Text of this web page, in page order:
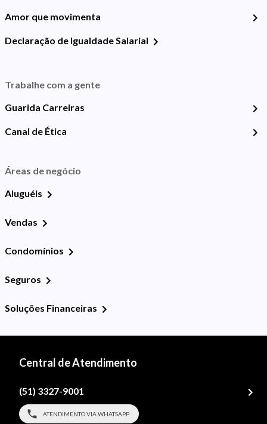
Amor que movimenta
Declaração de Igualdade Salarial
Trabalhe com a gente
Guarida Carreiras
Canal de Ética
Áreas de negócio
Aluguéis
Vendas
Condomínios
Seguros
Soluções Financeiras
Central de Atendimento
(51) 3327-9001
ATENDIMENTO VIA WHATSAPP